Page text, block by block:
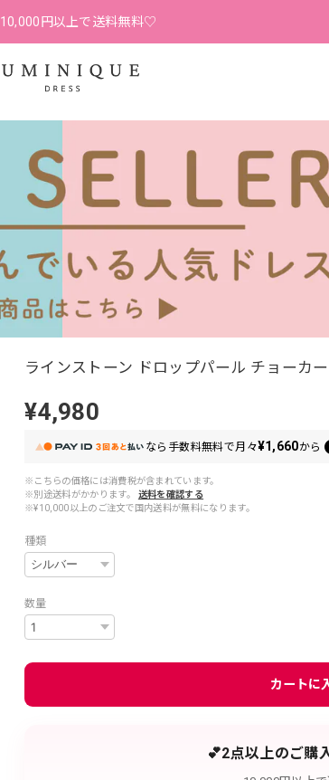
10,000円以上で送料無料♡
ラインストーン ドロップパール チョーカ
¥4,980
なら 手数料無料で月々¥1,660から
※こちらの価格には消費税が含まれています。
※別途送料がかかります。
送料を確認する
※¥10,000以上のご注文で国内送料が無料になります。
種類
数量
カートに
💕2点以上のご購